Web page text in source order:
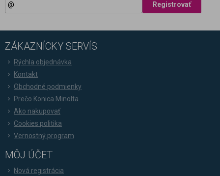
Registrovať
ZÁKAZNÍCKY SERVÍS
Rýchla objednávka
Kontakt
Obchodné podmienky
Prečo Konica Minolta
Ako nakupovať
Cookies politika
Vernostný program
MÔJ ÚČET
Nová registrácia